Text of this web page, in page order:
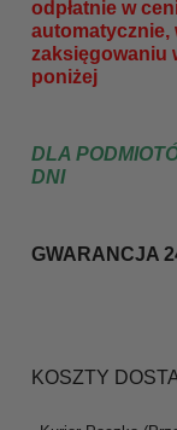
odpłatnie w
automatycznie,
zaksięgowaniu
poniżej
DLA
DNI
GWARANCJA
KOSZTY
CENA NIE